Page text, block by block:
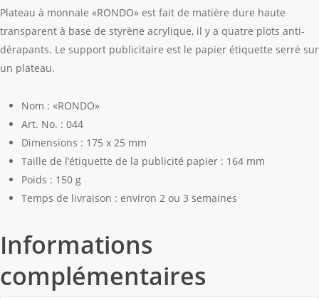
Plateau à monnaie «RONDO» est fait de matière dure haute
transparent à base de styrène acrylique, il y a quatre plots anti-
dérapants. Le support publicitaire est le papier étiquette serré sur
un plateau.
Nom : «RONDO»
Art. No. : 044
Dimensions : 175 x 25 mm
Taille de l’étiquette de la publicité papier : 164 mm
Poids : 150 g
Temps de livraison : environ 2 ou 3 semaines
Informations
complémentaires